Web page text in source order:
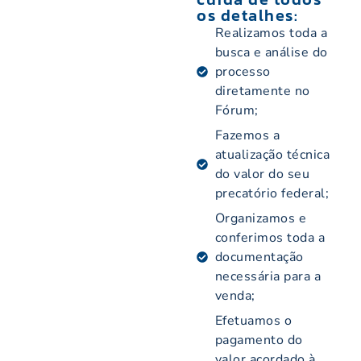
os detalhes:
Realizamos toda a
busca e análise do
processo
diretamente no
Fórum;
Fazemos a
atualização técnica
do valor do seu
precatório federal;
Organizamos e
conferimos toda a
documentação
necessária para a
venda;
Efetuamos o
pagamento do